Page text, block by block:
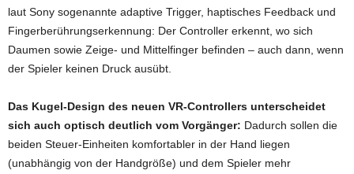
laut Sony sogenannte adaptive Trigger, haptisches Feedback und
Fingerberührungserkennung: Der Controller erkennt, wo sich
Daumen sowie Zeige- und Mittelfinger befinden – auch dann, wenn
der Spieler keinen Druck ausübt.
Das Kugel-Design des neuen VR-Controllers unterscheidet
sich auch optisch deutlich vom Vorgänger: Dadurch sollen die
beiden Steuer-Einheiten komfortabler in der Hand liegen
(unabhängig von der Handgröße) und dem Spieler mehr